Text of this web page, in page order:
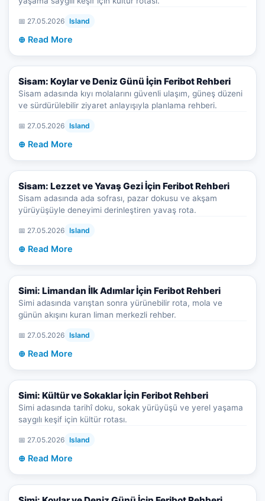
📅 27.05.2026 Island
⊕ Read More
Sisam: Koylar ve Deniz Günü İçin Feribot Rehberi
Sisam adasında kıyı molalarını güvenli ulaşım, güneş düzeni
ve sürdürülebilir ziyaret anlayışıyla planlama rehberi.
📅 27.05.2026 Island
⊕ Read More
Sisam: Lezzet ve Yavaş Gezi İçin Feribot Rehberi
Sisam adasında ada sofrası, pazar dokusu ve akşam
yürüyüşüyle deneyimi derinleştiren yavaş rota.
📅 27.05.2026 Island
⊕ Read More
Simi: Limandan İlk Adımlar İçin Feribot Rehberi
Simi adasında varıştan sonra yürünebilir rota, mola ve
günün akışını kuran liman merkezli rehber.
📅 27.05.2026 Island
⊕ Read More
Simi: Kültür ve Sokaklar İçin Feribot Rehberi
Simi adasında tarihî doku, sokak yürüyüşü ve yerel yaşama
saygılı keşif için kültür rotası.
📅 27.05.2026 Island
⊕ Read More